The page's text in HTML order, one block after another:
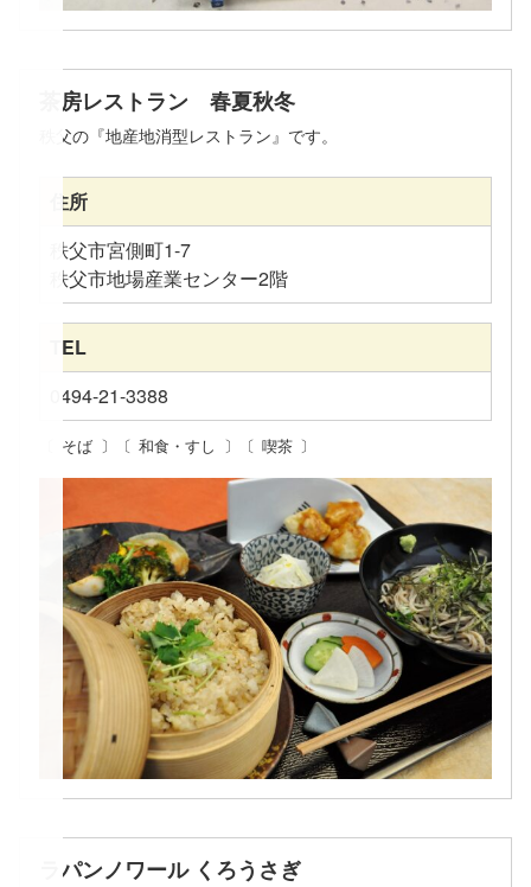
そば 和食・すし 喫茶
茶房レストラン 春夏秋冬
秩父の『地産地消型レストラン』です。
住所
秩父市宮側町1-7
秩父市地場産業センター2階
TEL
0494-21-3388
ラパンノワール くろうさぎ